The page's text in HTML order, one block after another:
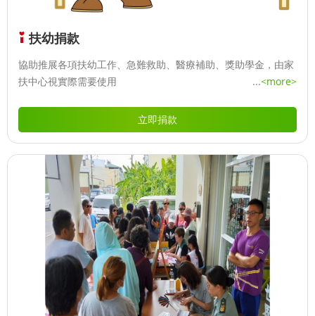
扶幼捐款
協助推展各項扶幼工作、急難救助、醫療補助、獎助學金，由家
扶中心視實際需要使用
...<more>
立即捐款